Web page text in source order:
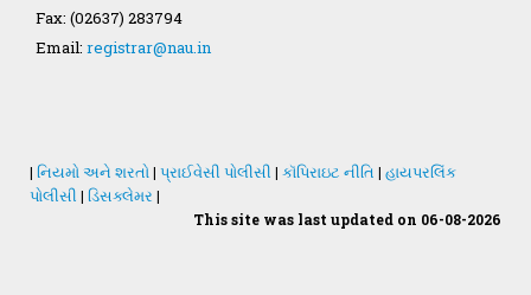
NAU Statute(Revised)
Fax: (02637) 283794
Email: registrar@nau.in
| નિયમો અને શરતો| પ્રાઈવેસી પોલીસી | કૉપિરાઇટ નીતિ | હાયપરલિંક
પોલીસી | ડિસક્લેમર |
This site was last updated on 06-08-2026